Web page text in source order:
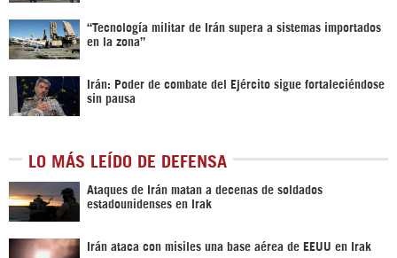
“Tecnología militar de Irán supera a sistemas importados
en la zona”
Irán: Poder de combate del Ejército sigue fortaleciéndose
sin pausa
LO MÁS LEÍDO DE DEFENSA
Ataques de Irán matan a decenas de soldados
estadounidenses en Irak
Irán ataca con misiles una base aérea de EEUU en Irak